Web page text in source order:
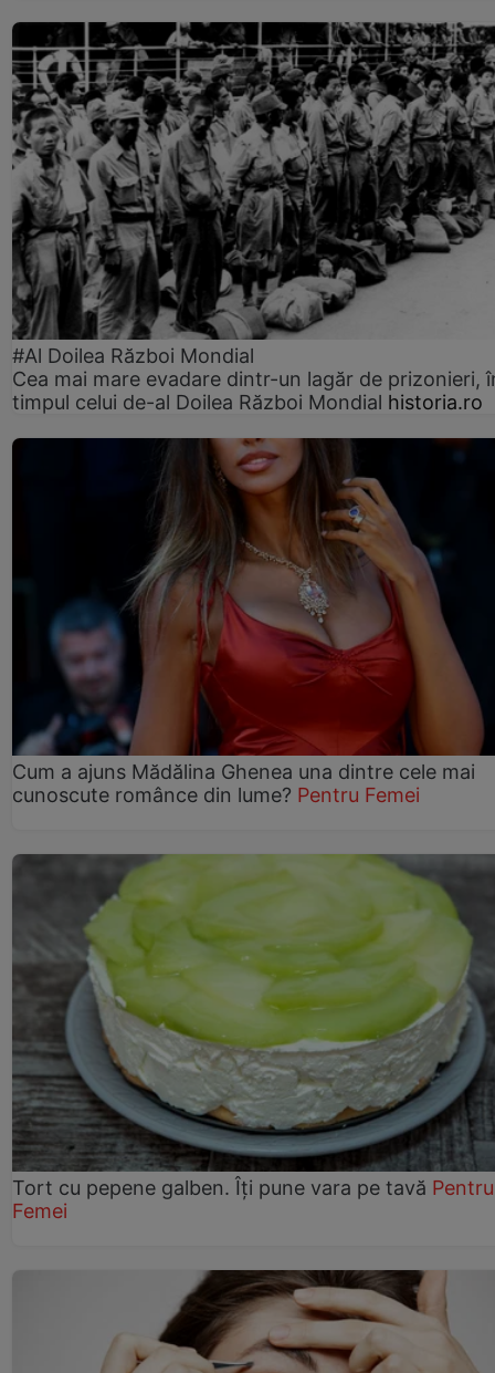
#Al Doilea Război Mondial
Cea mai mare evadare dintr-un lagăr de prizonieri,
timpul celui de-al Doilea Război Mondial historia.ro
Cum a ajuns Mădălina Ghenea una dintre cele mai
cunoscute românce din lume? Pentru Femei
Tort cu pepene galben. Îți pune vara pe tavă Pentru
Femei